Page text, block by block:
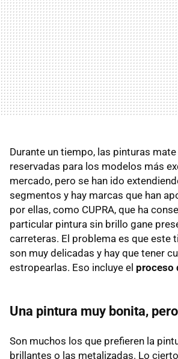
Durante un tiempo, las pinturas
reservadas para los modelos más
mercado, pero se han ido
segmentos y hay marcas que han
por ellas, como CUPRA, que ha
particular pintura sin brillo gane
carreteras. El problema es que este
son muy delicadas y hay que tener
estropearlas. Eso incluye el proceso
Una pintura muy bonita,
Son muchos los que prefieren la
brillantes o las metalizadas. Lo